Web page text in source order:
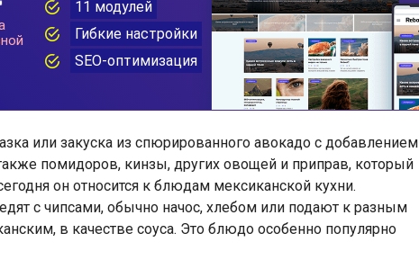
или закуска из спюрированного авокадо с добавлением
помидоров, кинзы, других овощей и приправ, который
он относится к блюдам мексиканской кухни.
с чипсами, обычно начос, хлебом или подают к разным
в качестве соуса. Это блюдо особенно популярно